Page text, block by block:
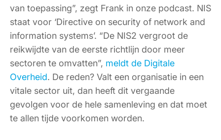
van toepassing”, zegt Frank in onze podcast. NIS
staat voor ‘Directive on security of network and
information systems’. “De NIS2 vergroot de
reikwijdte van de eerste richtlijn door meer
sectoren te omvatten”, meldt de Digitale
Overheid. De reden? Valt een organisatie in een
vitale sector uit, dan heeft dit vergaande
gevolgen voor de hele samenleving en dat moet
te allen tijde voorkomen worden.